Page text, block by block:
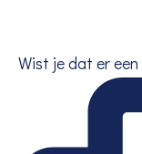
Wist je dat er